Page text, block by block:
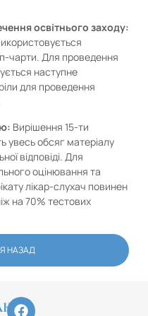
освітнього заходу:
чарти. Для проведення
наступне
для проведення
Вирішення 15-ти
увесь обсяг матеріалу
відповіді. Для
оцінювання та
лікар-слухач повинен
на 70% тестових
НАЗАД